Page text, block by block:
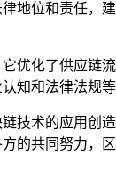
地位和责任，
优化了供应
知和法律法规等
技术的应用创
的共同努力，